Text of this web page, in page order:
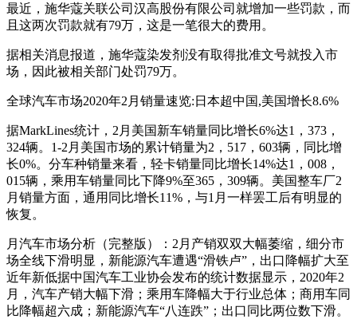
最近，施华蔻关联公司汉高股份有限公司就增加一些罚款，而
且这两次罚款就有79万，这是一笔很大的费用。
据相关消息报道，施华蔻染发剂没有取得批准文号就投入市
场，因此被相关部门处罚79万。
全球汽车市场2020年2月销量速览:日本超中国,美国增长8.6%
据MarkLines统计，2月美国新车销量同比增长6%达1，373，
324辆。1-2月美国市场的累计销量为2，517，603辆，同比增
长0%。分车种销量来看，轻卡销量同比增长14%达1，008，
015辆，乘用车销量同比下降9%至365，309辆。美国整车厂2
月销量方面，通用同比增长11%，与1月一样罢工后有明显的
恢复。
月汽车市场分析（完整版）：2月产销双双大幅萎缩，细分市
场全线下滑明显，新能源汽车遭遇“滑铁卢”，出口降幅扩大至
近年新低据中国汽车工业协会发布的统计数据显示，2020年2
月，汽车产销大幅下滑；乘用车降幅大于行业总体；商用车同
比降幅超六成；新能源汽车“八连跌”；出口同比两位数下滑。